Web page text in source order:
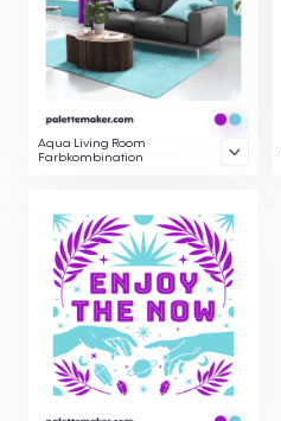
Aqua Living Room
Farbkombination